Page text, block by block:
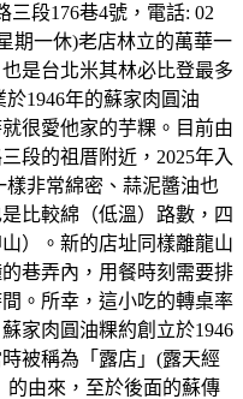
段176巷4號，電話: 02
期一休)老店林立的萬華一
是台北米其林必比登最多
1946年的蘇家肉圓油
很愛他家的芋粿。目前由
段的祖厝附近，2025年入
非常綿密、蒜泥醬油也
比較綿（低溫）路數，四
）。新的店址同樣離龍山
巷弄內，用餐時刻需要排
。所幸，這小吃的轉桌率
家肉圓油粿約創立於1946
被稱為「露店」(露天經
的由來，至於後面的蘇傳